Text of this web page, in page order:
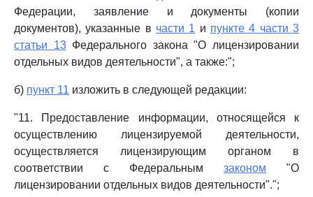
Федерации, заявление и документы (копии
документов), указанные в части 1 и пункте 4 части 3
статьи 13Федерального закона "О лицензировании
отдельных видов деятельности", а также:";
б) пункт 11 изложить в следующей редакции:
"11. Предоставление информации, относящейся к
осуществлению лицензируемой деятельности,
осуществляется лицензирующим органом в
соответствии с Федеральным законом "О
лицензировании отдельных видов деятельности".";